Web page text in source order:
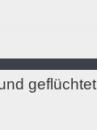
geflüchtet